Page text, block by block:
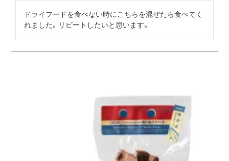
ドライフードを食べない時にこちらを混ぜたら食べてく
れました。リピートしたいと思います。